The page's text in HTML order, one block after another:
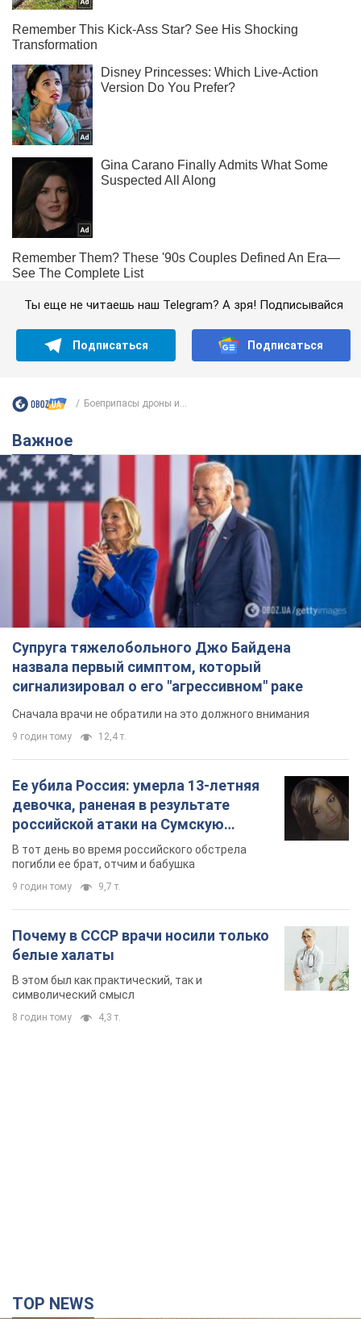
Ты еще не читаешь наш Telegram? А зря! Подписывайся
Подписаться Подписаться
Боеприпасы дроны и...
Важное
Супруга тяжелобольного Джо Байдена
назвала первый симптом, который
сигнализировал о его "агрессивном" раке
Сначала врачи не обратили на это должного внимания
9 годин тому 12,4 т.
Ее убила Россия: умерла 13-летняя
девочка, раненая в результате
российской атаки на Сумскую
область. Фото
В тот день во время российского обстрела
погибли ее брат, отчим и бабушка
9 годин тому 9,7 т.
Почему в СССР врачи носили только
белые халаты
В этом был как практический, так и
символический смысл
8 годин тому 4,3 т.
TOP NEWS